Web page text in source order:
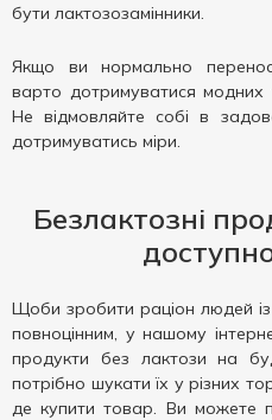
бути лактозозамінники.
Якщо ви нормально
варто дотримуватися модних
Не відмовляйте собі в
дотримуватись міри.
Безлактозні
Щоби зробити раціон людей
повноцінним, у нашому
продукти без лактози на
потрібно шукати їх у різних
де купити товар. Ви можете